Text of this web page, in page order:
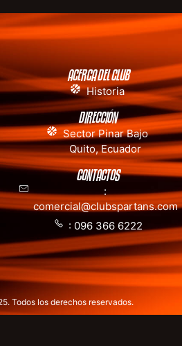
ACERCA DEL CLUB
Historia
DIRECCIÓN
Sector Pinar Bajo
Quito, Ecuador
CONTACTOS
:
comercial@clubspartans.com
: 096 366 6222
Todos los derechos reservados.